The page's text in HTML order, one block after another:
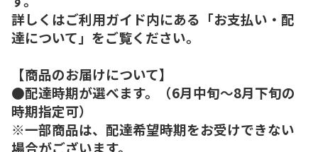
詳しくはご利用ガイド内にある「お支払い・配
達について」をご覧ください。
【商品のお届けについて】
●配達時期が選べます。（6月中旬～8月下旬の
時期指定可）
※一部商品は、配達希望時期をお受けできない
場合がございます。